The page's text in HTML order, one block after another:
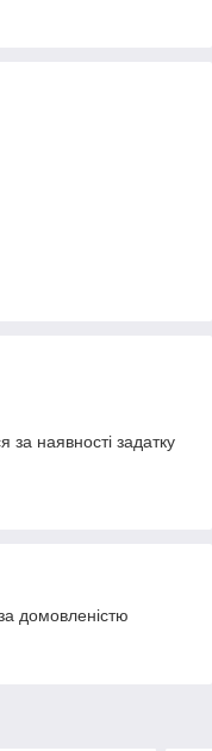
за наявності задатку
домовленістю